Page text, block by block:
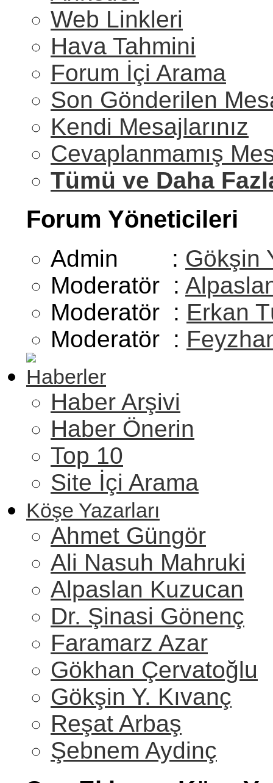
Web Linkleri
Hava Tahmini
Forum İçi Arama
Son Gönderilen
Kendi Mesajlarınız
Cevaplanmamış
Tümü ve Daha
Forum Yöneticileri
Admin : Gökşin
Moderatör :
Moderatör : Erkan
Moderatör :
Haberler
Haber Arşivi
Haber Önerin
Top 10
Site İçi Arama
Köşe Yazarları
Ahmet Güngör
Ali Nasuh Mahruki
Alpaslan Kuzucan
Dr. Şinasi Gönenç
Faramarz Azar
Gökhan Çervatoğlu
Gökşin Y. Kıvanç
Reşat Arbaş
Şebnem Aydinç